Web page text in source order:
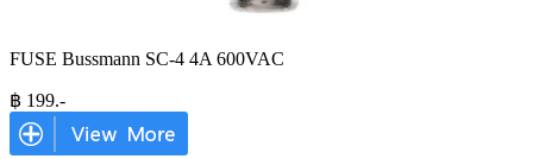
FUSE Bussmann SC-4 4A 600VAC
฿ 199.-